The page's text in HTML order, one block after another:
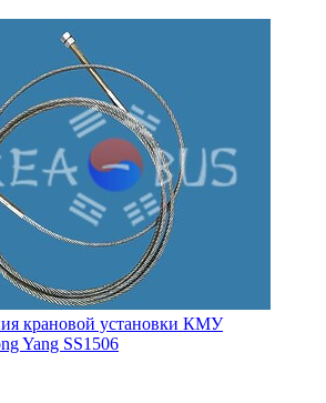
крановой установки КМУ
Yang SS1506